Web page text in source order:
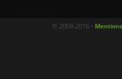
© 2008-2016 •